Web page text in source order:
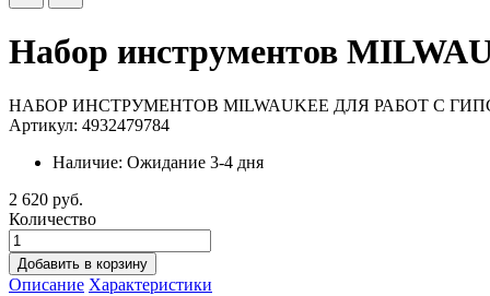
Набор инструментов
НАБОР ИНСТРУМЕНТОВ MILWAUKEE ДЛЯ РАБОТ С
Артикул: 4932479784
Наличие: Ожидание 3-4 дня
2 620 руб.
Количество
Добавить в корзину
Описание Характеристики